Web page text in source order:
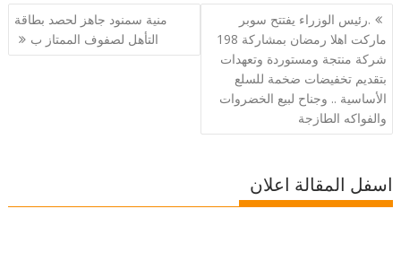
تصفّح
المقالات
.رئيس الوزراء يفتتح سوبر
ماركت اهلا رمضان بمشاركة 198
شركة منتجة ومستوردة وتعهدات
بتقديم تخفيضات ضخمة للسلع
الأساسية .. وجناح لبيع الخضروات
والفواكه الطازجة
منية سمنود جاهز لحصد بطاقة
التأهل لصفوف الممتاز ب
اسفل المقالة اعلان